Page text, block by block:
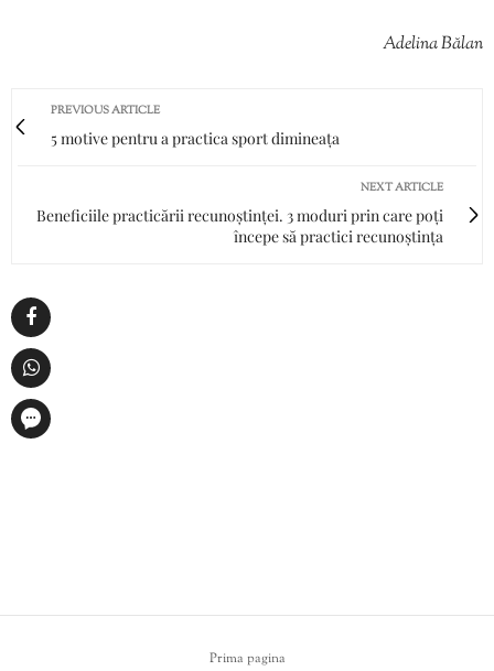
Adelina Bălan
PREVIOUS ARTICLE
5 motive pentru a practica sport dimineața
NEXT ARTICLE
Beneficiile practicării recunoștinței. 3 moduri prin care poți
începe să practici recunoștința
Prima pagina